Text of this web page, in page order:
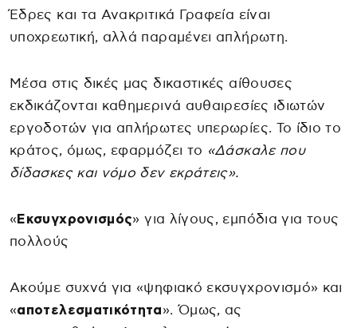
Έδρες και τα Ανακριτικά Γραφεία είναι
υποχρεωτική, αλλά παραμένει απλήρωτη.
Μέσα στις δικές μας δικαστικές αίθουσες
εκδικάζονται καθημερινά αυθαιρεσίες ιδιωτών
εργοδοτών για απλήρωτες υπερωρίες. Το ίδιο το
κράτος, όμως, εφαρμόζει το «Δάσκαλε που
δίδασκες και νόμο δεν εκράτεις».
« Εκσυγχρονισμός» για λίγους, εμπόδια για τους
πολλούς
Ακούμε συχνά για «ψηφιακό εκσυγχρονισμό» και
«αποτελεσματικότητα». Όμως, ας